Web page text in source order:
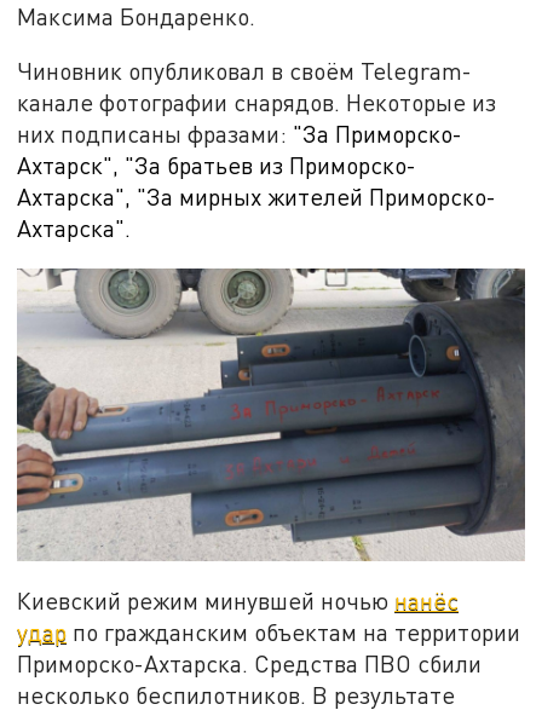
Максима Бондаренко.
Чиновник опубликовал в своём Telegram-
канале фотографии снарядов. Некоторые из
них подписаны фразами: "За Приморско-
Ахтарск", "За братьев из Приморско-
Ахтарска", "За мирных жителей Приморско-
Ахтарска".
Киевский режим минувшей ночью нанёс
удар по гражданским объектам на территории
Приморско-Ахтарска. Средства ПВО сбили
несколько беспилотников. В результате